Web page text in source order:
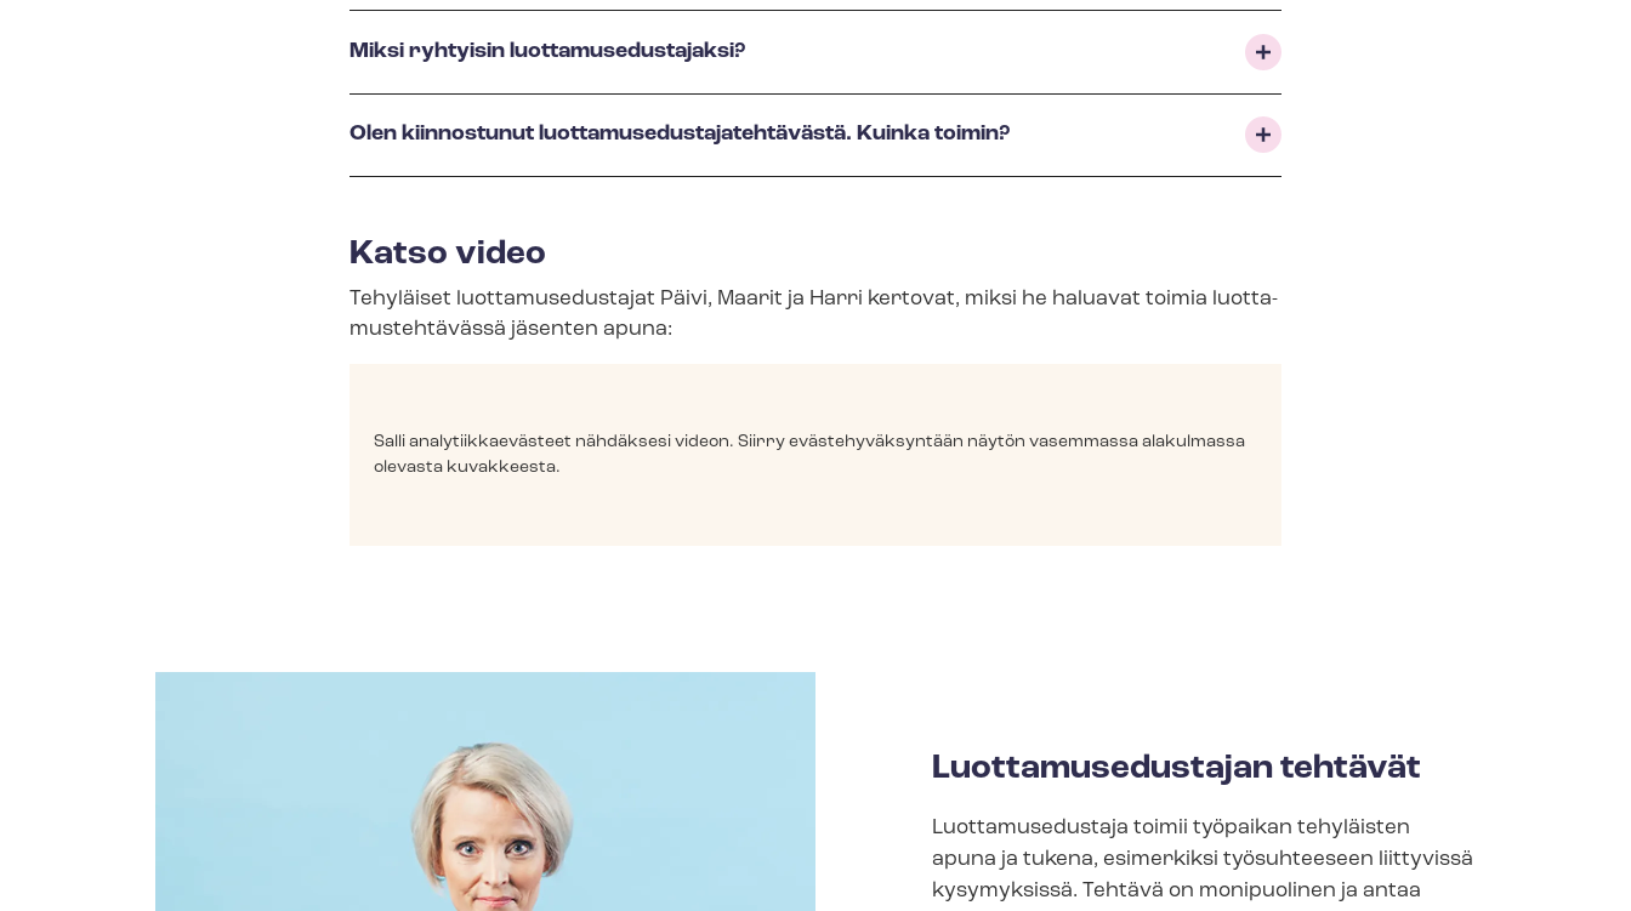
Miksi ryhtyisin luot­ta­muse­dus­ta­jak­si?
Olen kiinnostunut luot­ta­muse­dus­ta­ja­teh­tä­väs­tä. Kuinka toimin?
Katso video
Tehyläiset luot­ta­muse­dus­ta­jat Päivi, Maarit ja Harri kertovat, miksi he haluavat toimia luot­ta­
mus­teh­tä­väs­sä jäsenten apuna:
Salli ana­ly­tiik­kae­väs­teet nähdäksesi videon. Siirry eväs­te­hy­väk­syn­tään näytön vasemmassa alakulmassa
olevasta kuvakkeesta.
Luot­ta­muse­dus­ta­jan teh­tä­vät
Luottamusedustaja toimii työpaikan tehyläisten
apuna ja tukena, esimerkiksi työsuhteeseen liittyvissä
kysymyksissä. Tehtävä on monipuolinen ja antaa